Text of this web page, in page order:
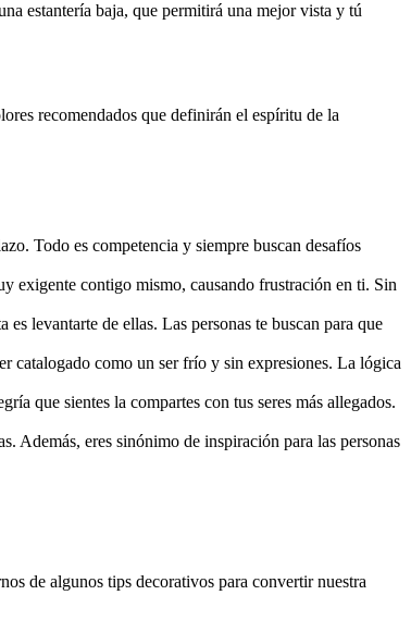
estantería baja, que permitirá una mejor vista y tú
recomendados que definirán el espíritu de la
Todo es competencia y siempre buscan desafíos
exigente contigo mismo, causando frustración en ti. Sin
levantarte de ellas. Las personas te buscan para que
catalogado como un ser frío y sin expresiones. La lógica
que sientes la compartes con tus seres más allegados.
Además, eres sinónimo de inspiración para las personas
de algunos tips decorativos para convertir nuestra